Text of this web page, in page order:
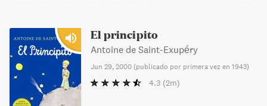
El principito
Antoine de Saint-Exupéry
Jun 29, 2000 (publicado por primera vez en 1943)
4.3 (2m)